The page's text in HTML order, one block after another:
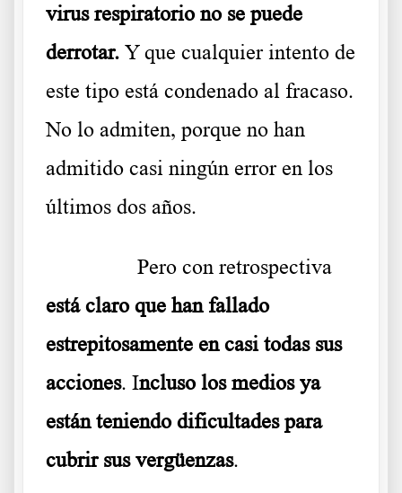
virus respiratorio no se puede
derrotar. Y que cualquier intento de
este tipo está condenado al fracaso.
No lo admiten, porque no han
admitido casi ningún error en los
últimos dos años.
Pero con retrospectiva
está claro que han fallado
estrepitosamente en casi todas sus
acciones. Incluso los medios ya
están teniendo dificultades para
cubrir sus vergüenzas.